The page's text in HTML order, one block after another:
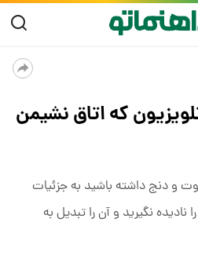
که اتاق نشیمن
و دنج داشته باشید به جزئیات
نادیده نگیرید و آن را تبدیل به